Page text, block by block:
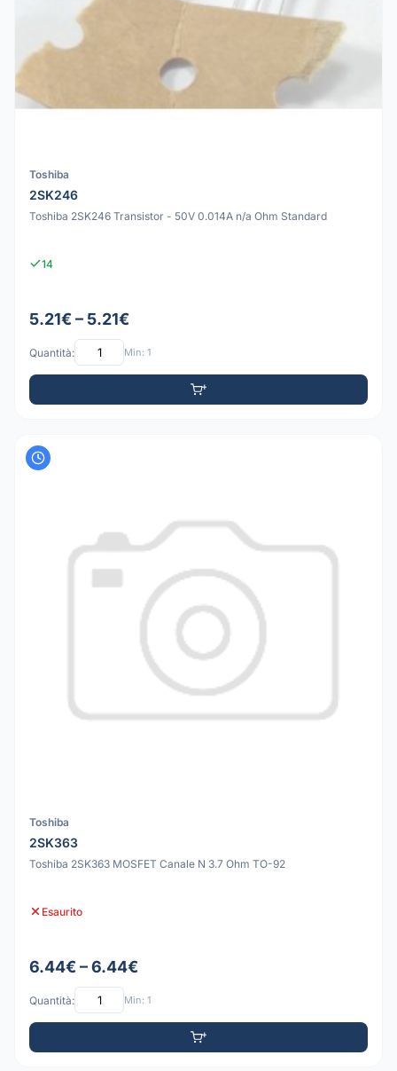
Toshiba
2SK246
Toshiba 2SK246 Transistor - 50V 0.014A n/a Ohm Standard
14
5.21€ – 5.21€
Quantità: Min: 1
Toshiba
2SK363
Toshiba 2SK363 MOSFET Canale N 3.7 Ohm TO-92
Esaurito
6.44€ – 6.44€
Quantità: Min: 1